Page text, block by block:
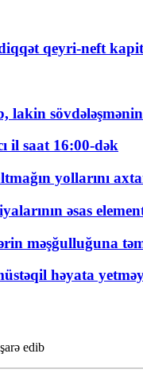
qeyri-neft
lakin
il saat 16:00-dək
yollarını
əsas
məşğulluğuna
həyata
edib